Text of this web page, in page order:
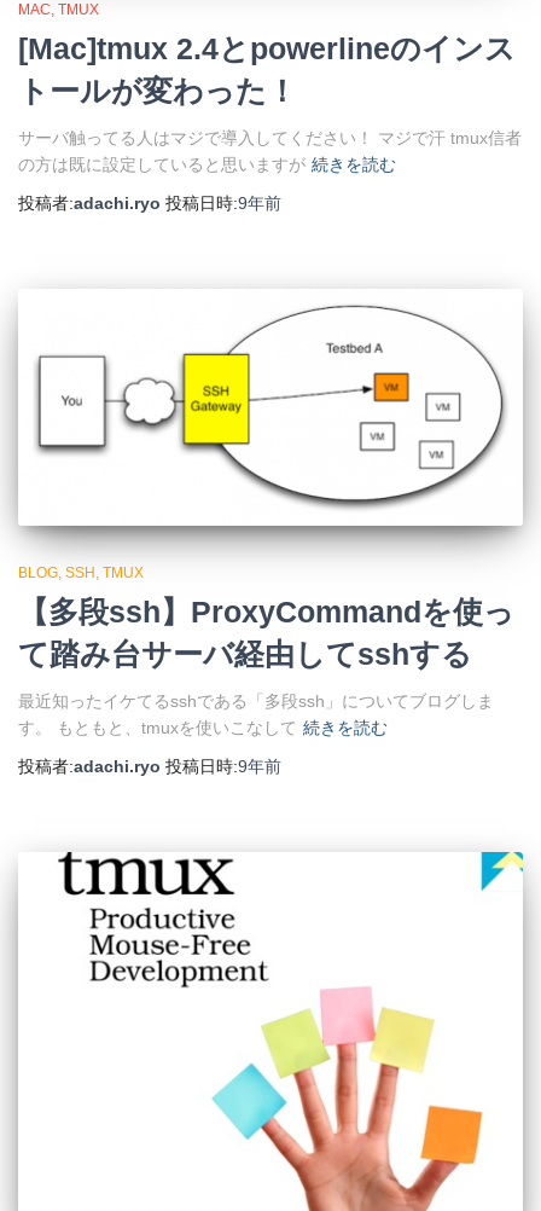
MAC TMUX
[Mac]tmux 2.4とpowerlineのインス
トールが変わった！
サーバ触ってる人はマジで導入してください！ マジで汗 tmux信者
の方は既に設定していると思いますが 続きを読む
投稿者:adachi.ryo 投稿日時:9年前
BLOG SSH TMUX
【多段ssh】ProxyCommandを使っ
て踏み台サーバ経由してsshする
最近知ったイケてるsshである「多段ssh」についてブログしま
す。 もともと、tmuxを使いこなして 続きを読む
投稿者:adachi.ryo 投稿日時:9年前